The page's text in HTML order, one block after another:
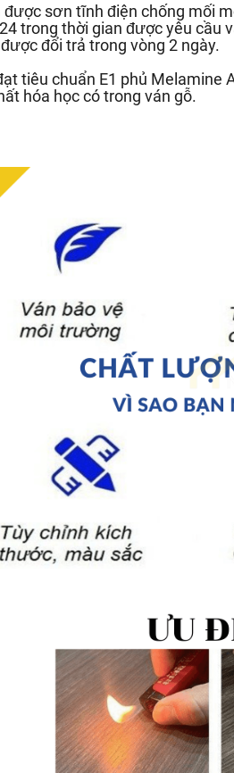
sơn tĩnh điện chống mối
trong thời gian được yêu cầu
đổi trả trong vòng 2 ngày.
tiêu chuẩn E1 phủ
hóa học có trong ván gỗ.